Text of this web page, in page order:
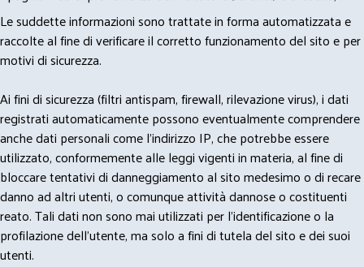
Le suddette informazioni sono trattate in forma automatizzata e
raccolte al fine di verificare il corretto funzionamento del sito e per
motivi di sicurezza.
Ai fini di sicurezza (filtri antispam, firewall, rilevazione virus), i dati
registrati automaticamente possono eventualmente comprendere
anche dati personali come l'indirizzo IP, che potrebbe essere
utilizzato, conformemente alle leggi vigenti in materia, al fine di
bloccare tentativi di danneggiamento al sito medesimo o di recare
danno ad altri utenti, o comunque attività dannose o costituenti
reato. Tali dati non sono mai utilizzati per l'identificazione o la
profilazione dell'utente, ma solo a fini di tutela del sito e dei suoi
utenti.